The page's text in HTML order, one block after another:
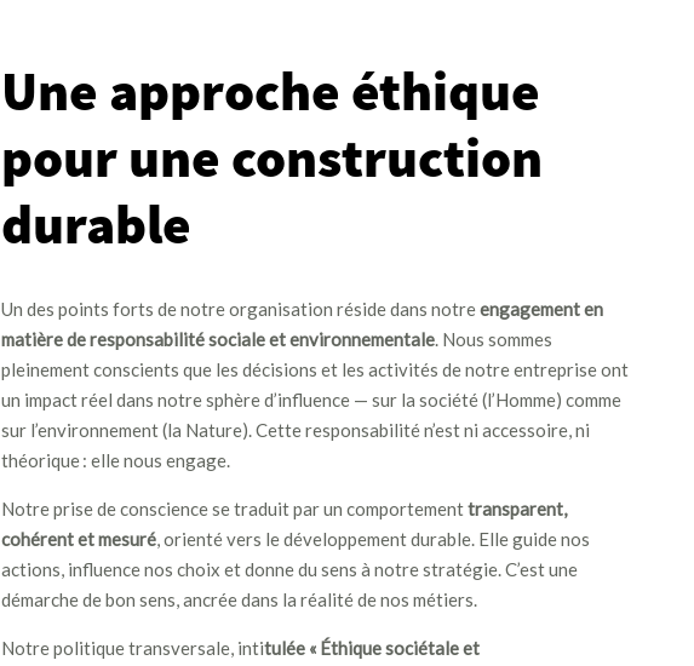
Une approche éthique
pour une construction
durable
Un des points forts de notre organisation réside dans notreengagement en
matière de responsabilité sociale et environnementale. Nous sommes
pleinement conscients que les décisions et les activités de notre entreprise ont
un impact réel dans notre sphère d’influence — sur la société (l’Homme) comme
sur l’environnement (la Nature). Cette responsabilité n’est ni accessoire, ni
théorique : elle nous engage.
Notre prise de conscience se traduit par un comportementtransparent,
cohérent et mesuré, orienté vers le développement durable. Elle guide nos
actions, influence nos choix et donne du sens à notre stratégie. C’est une
démarche de bon sens, ancrée dans la réalité de nos métiers.
Notre politique transversale, intitulée « Éthique sociétale et